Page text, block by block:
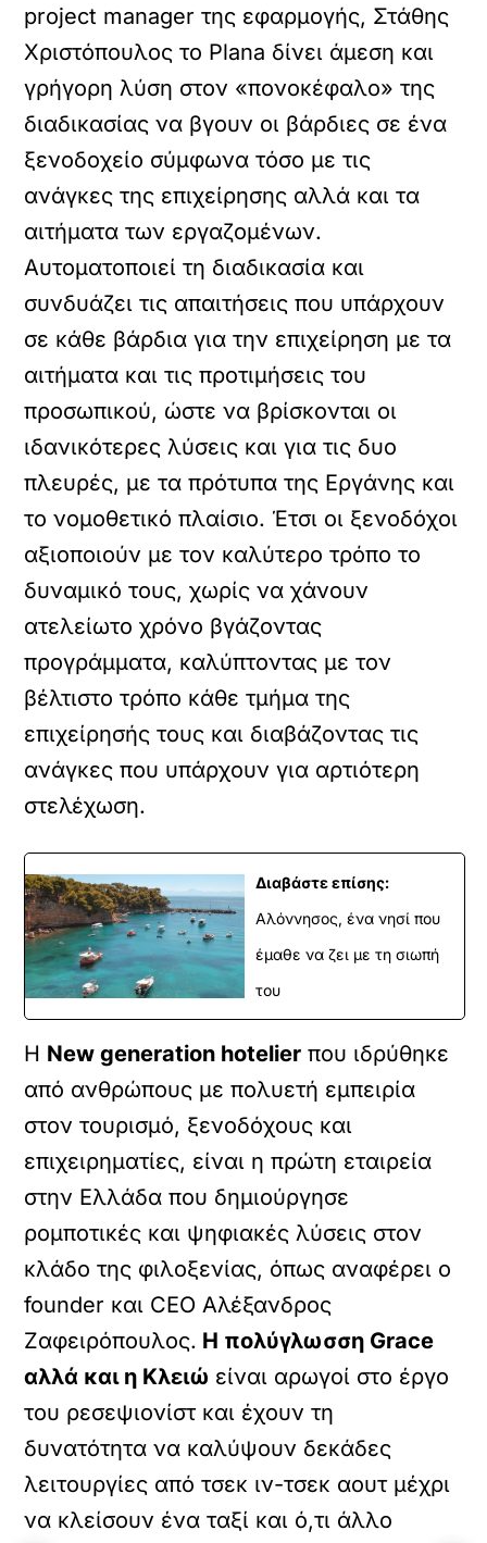
project manager της εφαρμογής, Στάθης
Χριστόπουλος το Plana δίνει άμεση και
γρήγορη λύση στον «πονοκέφαλο» της
διαδικασίας να βγουν οι βάρδιες σε ένα
ξενοδοχείο σύμφωνα τόσο με τις
ανάγκες της επιχείρησης αλλά και τα
αιτήματα των εργαζομένων.
Αυτοματοποιεί τη διαδικασία και
συνδυάζει τις απαιτήσεις που υπάρχουν
σε κάθε βάρδια για την επιχείρηση με τα
αιτήματα και τις προτιμήσεις του
προσωπικού, ώστε να βρίσκονται οι
ιδανικότερες λύσεις και για τις δυο
πλευρές, με τα πρότυπα της Εργάνης και
το νομοθετικό πλαίσιο. Έτσι οι ξενοδόχοι
αξιοποιούν με τον καλύτερο τρόπο το
δυναμικό τους, χωρίς να χάνουν
ατελείωτο χρόνο βγάζοντας
προγράμματα, καλύπτοντας με τον
βέλτιστο τρόπο κάθε τμήμα της
επιχείρησής τους και διαβάζοντας τις
ανάγκες που υπάρχουν για αρτιότερη
στελέχωση.
Διαβάστε επίσης:
Αλόννησος, ένα νησί που
έμαθε να ζει με τη σιωπή
του
Η New generation hotelier που ιδρύθηκε
από ανθρώπους με πολυετή εμπειρία
στον τουρισμό, ξενοδόχους και
επιχειρηματίες, είναι η πρώτη εταιρεία
στην Ελλάδα που δημιούργησε
ρομποτικές και ψηφιακές λύσεις στον
κλάδο της φιλοξενίας, όπως αναφέρει ο
founder και CEO Αλέξανδρος
Ζαφειρόπουλος. H πολύγλωσση Grace
αλλά και η Κλειώ είναι αρωγοί στο έργο
του ρεσεψιονίστ και έχουν τη
δυνατότητα να καλύψουν δεκάδες
λειτουργίες από τσεκ ιν-τσεκ αουτ μέχρι
να κλείσουν ένα ταξί και ό,τι άλλο